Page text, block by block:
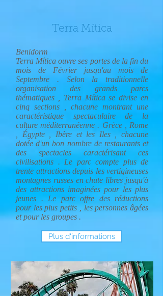
Terra Mítica
Benidorm
Terra Mítica ouvre ses portes de la fin du
mois de Février jusqu'au mois de
Septembre . Selon la traditionnelle
organisation des grands parcs
thématiques , Terra Mítica se divise en
cinq sections , chacune montrant une
caractéristique spectaculaire de la
culture méditerranéenne . Grèce , Rome
, Égypte , Ibère et les Iles , chacune
dotée d'un bon nombre de restaurants et
des spectacles caractérisant ces
civilisations . Le parc compte plus de
trente attractions depuis les vertigineuses
montagnes russes en chute libres jusqu'à
des attractions imaginées pour les plus
jeunes . Le parc offre des réductions
pour les plus petits , les personnes âgées
et pour les groupes .
Plus d'informations